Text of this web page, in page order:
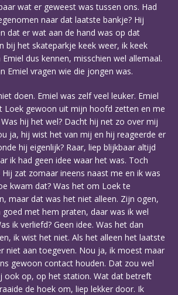
wat er geweest was tussen ons. Had
naar dat laatste bankje? Hij
dat er wat aan de hand was op dat
bij het skateparkje keek weer, ik keek
dus kennen, misschien wel allemaal.
Emiel vragen wie die jongen was.
doen. Emiel was zelf veel leuker. Emiel
Loek gewoon uit mijn hoofd zetten en me
hij het wel? Dacht hij net zo over mij
ja, hij wist het van mij en hij reageerde er
hij eigenlijk? Raar, liep blijkbaar altijd
ik had geen idee waar het was. Toch
Hij zat zomaar ineens naast me en ik was
kwam dat? Was het om Loek te
maar dat was het niet alleen. Zijn ogen,
goed met hem praten, daar was ik wel
ik verliefd? Geen idee. Was het dan
ik wist het niet. Als het alleen het laatste
niet aan toegeven. Nou ja, ik moest maar
gewoon contact houden. Dat zou wel
ook op, op het station. Wat dat betreft
de hoek om, liep lekker door. Ik